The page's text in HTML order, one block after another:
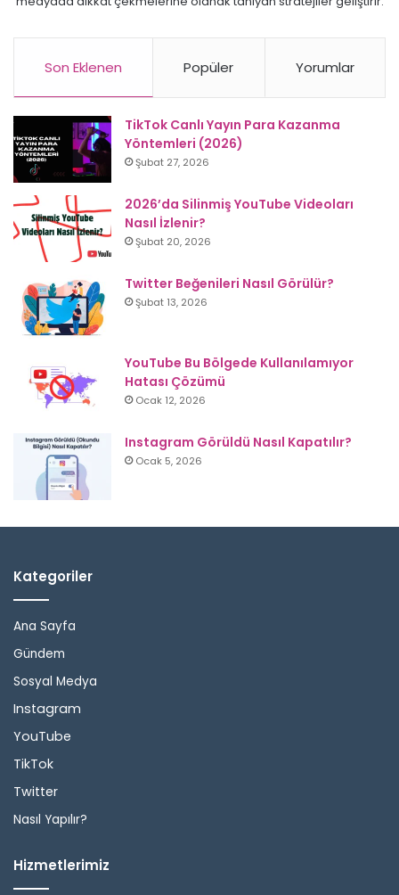
Son Eklenen Popüler Yorumlar
TikTok Canlı Yayın Para Kazanma
Yöntemleri (2026)
Şubat 27, 2026
2026’da Silinmiş YouTube Videoları
Nasıl İzlenir?
Şubat 20, 2026
Twitter Beğenileri Nasıl Görülür?
Şubat 13, 2026
YouTube Bu Bölgede Kullanılamıyor
Hatası Çözümü
Ocak 12, 2026
Instagram Görüldü Nasıl Kapatılır?
Ocak 5, 2026
Kategoriler
Ana Sayfa
Gündem
Sosyal Medya
Instagram
YouTube
TikTok
Twitter
Nasıl Yapılır?
Hizmetlerimiz